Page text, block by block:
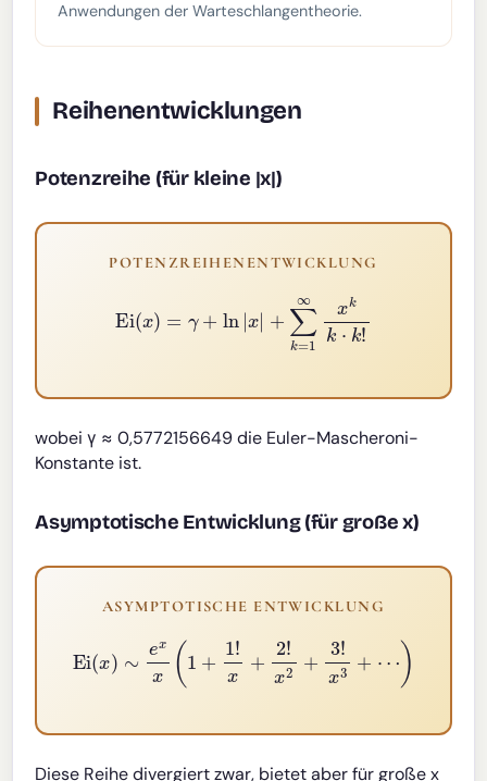
Anwendungen der Warteschlangentheorie.
Reihenentwicklungen
Potenzreihe (für kleine |x|)
POTENZREIHENENTWICKLUNG
∞x k!
wobei γ ≈ 0,5772156649 die Euler-Mascheroni-
Konstante ist.
Asymptotische Entwicklung (für große x)
ASYMPTOTISCHE ENTWICKLUNG
∼e xx !x x2 3+
Diese Reihe divergiert zwar, bietet aber für große x